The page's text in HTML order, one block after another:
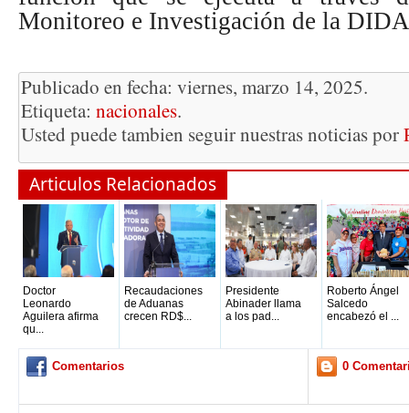
Monitoreo e Investigación de la
Publicado en fecha: viernes, marzo 14, 2025.
Etiqueta: nacionales.
Usted puede tambien seguir nuestras noticias por
Articulos Relacionados
Doctor
Leonardo
Aguilera afirma
qu...
Recaudaciones
de Aduanas
crecen RD$...
Presidente
Abinader llama
a los pad...
Roberto Ángel
Salcedo
encabezó el ...
Comentarios 0